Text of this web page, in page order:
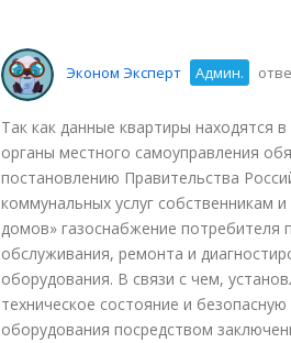
Эконом Эксперт Админ.
Так как данные квартиры находятся
органы местного самоуправления
постановлению Правительства
коммунальных услуг собственникам
домов» газоснабжение потребителя
обслуживания, ремонта и
оборудования. В связи с чем,
техническое состояние и
оборудования посредством